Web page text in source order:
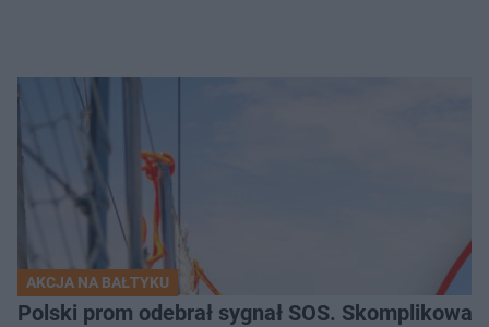
AKCJA NA BAŁTYKU
Polski prom odebrał sygnał SOS.